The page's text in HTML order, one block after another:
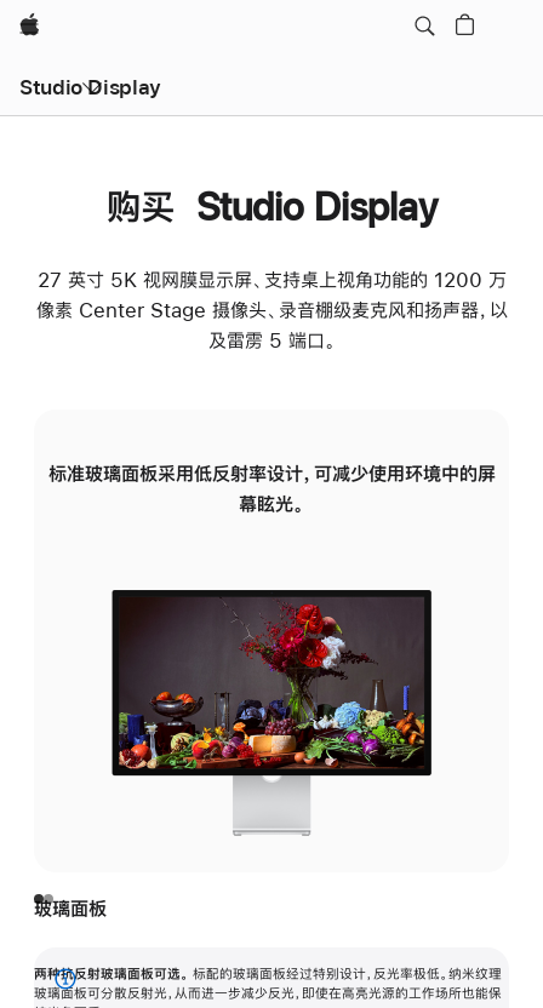
Apple
Studio Display
购买 Studio Display
27 英寸 5K 视网膜显示屏、支持桌上视角功能的 1200 万
像素 Center Stage 摄像头、录音棚级麦克风和扬声器，以
及雷雳 5 端口。
标准玻璃面板采用低反射率设计，可减少使用环境中的屏
幕眩光。
玻璃面板
两种抗反射玻璃面板可选。 标配的玻璃面板经过特别设计，反光率极低。纳米纹理
玻璃面板可分散反射光，从而进一步减少反光，即使在高亮光源的工作场所也能保
展